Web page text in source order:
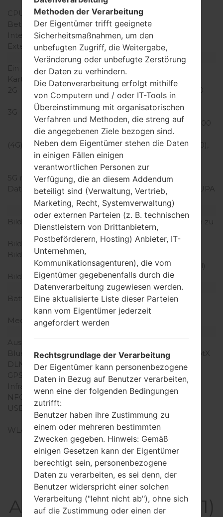
CPU-Kerne
Hexa-core
Betriebsgedächtnis
3GB
Interner Speicher
32GB
Externer Speicher
microSD, zu 256 GB
Netzwerk und Daten
Ein paar Plätze für SIM-
Karten
1 Micro-SIM
2G
GSM 850/900/1800/1900
MHz
3G
HSDPA
850/1700(AWS)/1900 /2100
MHz
(4G) LTE
LTE band 2(1900), 3(1800),
4(1700/2100), 5(850),
7(2600), 12(700)
5G network
-
Daten
GPRS,EDGE,HSDPA,HSUPA
,HSPA,HSPA+,LTE
Anzeige
Bildschirmgröße
5.5 in (~72.5% Bildschirm zu
Körper Verhältnis)
Bildschirmtyp
IPS LCD
Bildschirmerweiterung
Dichte der Pixel pro Zoll)
Bildschirmfarben
16M Farben
Batterie und Tastatur
Batteriekapazität
entfernbar Li-Ion 3000
mAh
Mechanische Tastatur
Ausgabe für Audio
Bluetooth
Version 4.1, A2DP, LE, aptX
DLNA
Ja
GPS
A-GPS, GLONASS
Infrarotanschluss
Ja
NFC
Ja
USB
4K), USB Host
WLAN
Wi-Fi 802.11 a/b/g/n/ac,
dual-band, Wi-Fi Direct,
hotspot
Artikel LGH811(LGH811)
Methoden der Verarbeitung
Der Eigentümer trifft geeignete
Sicherheitsmaßnahmen, um den
unbefugten Zugriff, die Weitergabe,
Veränderung oder unbefugte Zerstörung
der Daten zu verhindern.
Die Datenverarbeitung erfolgt mithilfe
von Computern und / oder IT-Tools in
Übereinstimmung mit organisatorischen
Verfahren und Methoden, die streng auf
die angegebenen Ziele bezogen sind.
Neben dem Eigentümer stehen die Daten
in einigen Fällen einigen
verantwortlichen Personen zur
Verfügung, die an diesem Addendum
beteiligt sind (Verwaltung, Vertrieb,
Marketing, Recht, Systemverwaltung)
oder externen Parteien (z. B. technischen
Dienstleistern von Drittanbietern,
Postbeförderern, Hosting) Anbieter, IT-
Unternehmen,
Kommunikationsagenturen), die vom
Eigentümer gegebenenfalls durch die
Datenverarbeitung zugewiesen werden.
Eine aktualisierte Liste dieser Parteien
kann vom Eigentümer jederzeit
angefordert werden
Rechtsgrundlage der Verarbeitung
Der Eigentümer kann personenbezogene
Daten in Bezug auf Benutzer verarbeiten,
wenn eine der folgenden Bedingungen
zutrifft:
Benutzer haben ihre Zustimmung zu
einem oder mehreren bestimmten
Zwecken gegeben. Hinweis: Gemäß
einigen Gesetzen kann der Eigentümer
berechtigt sein, personenbezogene
Daten zu verarbeiten, es sei denn, der
Benutzer widerspricht einer solchen
Verarbeitung ("lehnt nicht ab"), ohne sich
auf die Zustimmung oder einen der